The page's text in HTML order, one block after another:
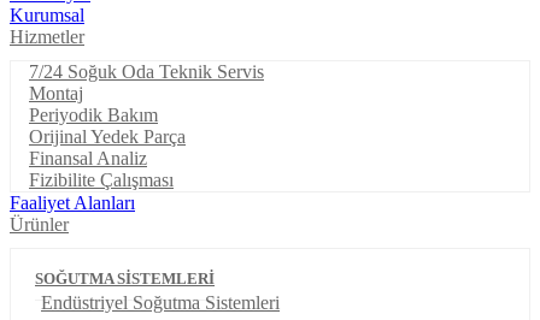
Kurumsal
Hizmetler
7/24 Soğuk Oda Teknik Servis
Montaj
Periyodik Bakım
Orijinal Yedek Parça
Finansal Analiz
Fizibilite Çalışması
Faaliyet Alanları
Ürünler
SOĞUTMA SİSTEMLERİ
Endüstriyel Soğutma Sistemleri